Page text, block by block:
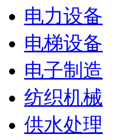
电力设备
电梯设备
电子制造
纺织机械
供水处理